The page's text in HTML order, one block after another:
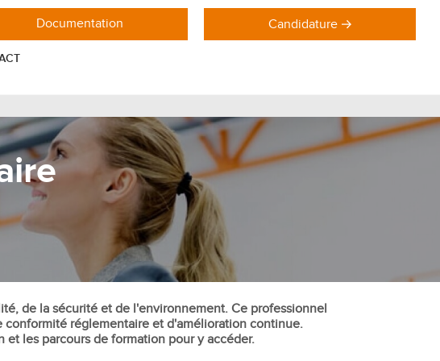
de la sécurité et de l'environnement. Ce professionnel
réglementaire et d'amélioration continue.
les parcours de formation pour y accéder.
Documentation Candidature
l'ESGCI
IT
DOMAINES DE FORMATION
Formations Marketing
Formations Commerce
Formations Communication
Formations Achat Logistique